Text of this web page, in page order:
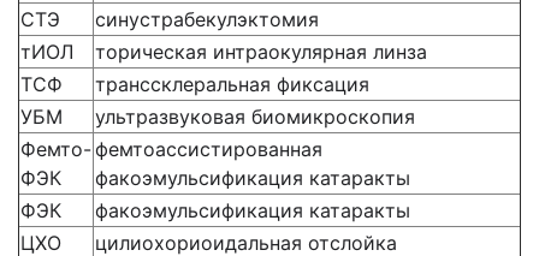
СТЭ
синустрабекулэктомия
тИОЛ
торическая интраокулярная линза
ТСФ
транссклеральная фиксация
УБМ
ультразвуковая биомикроскопия
Фемто-
ФЭК
фемтоассистированная
факоэмульсификация катаракты
ФЭК
факоэмульсификация катаракты
ЦХО
цилиохориоидальная отслойка